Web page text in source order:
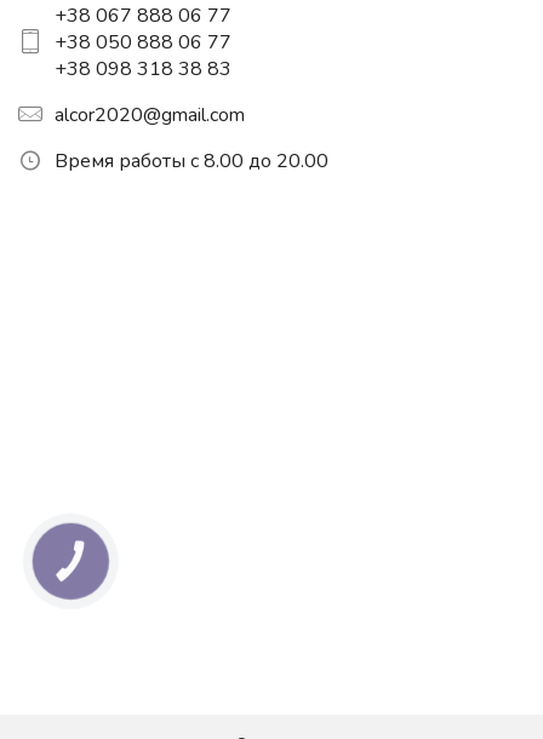
+38 067 888 06 77
+38 050 888 06 77
+38 098 318 38 83
alcor2020@gmail.com
Время работы с 8.00 до 20.00
КНОПКА
ЗВ'ЯЗКУ